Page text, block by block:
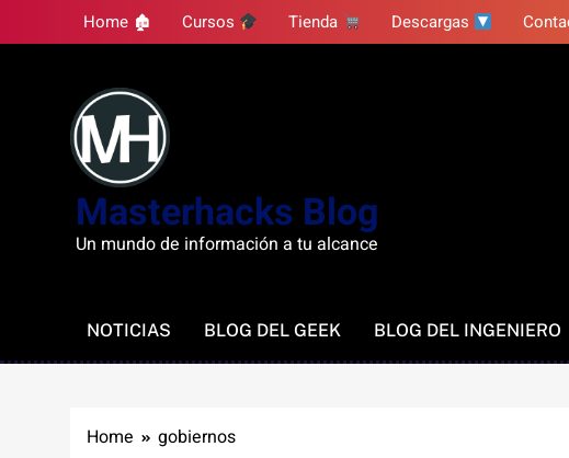
to
Home 🏚 Cursos Tienda Descargas
Masterhacks Blog
Un mundo de información a tu alcance
NOTICIAS BLOG DEL GEEK BLOG DEL INGENIERO
Home gobiernos